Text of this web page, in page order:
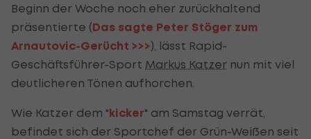
Beginn der Woche noch eher zurückhaltend
präsentierte (Das sagte Peter Stöger zum
Arnautovic-Gerücht >>>), lässt Rapid-
Geschäftsführer-Sport Markus Katzer nun mit viel
deutlicheren Tönen aufhorchen.
Wie Katzer dem "kicker" am Samstag verrät,
befindet sich der Sportchef der Grün-Weißen seit